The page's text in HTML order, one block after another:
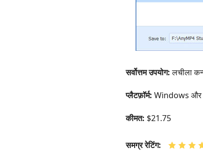
सर्वोत्तम उपयोग:लचीला
प्लैटफ़ॉर्म: Windows और
कीमत: $21.75
समग्र रेटिंग: